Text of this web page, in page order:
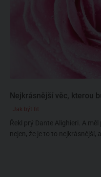
Nejkrásnější věc, kterou
Jak být fit
Řekl prý Dante Alighieri. A
nejen, že je to to nejkrásnější,